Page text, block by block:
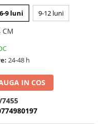
6-9 luni 9-12 luni
CM
24-48 h
IN COS